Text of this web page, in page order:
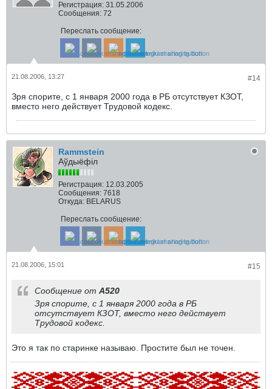
Регистрация: 31.05.2006
Сообщения: 72
Переслать сообщение:
#14
21.08.2006, 13:27
Зря спорите, с 1 января 2000 года в РБ отсутствует КЗОТ,
вместо него действует Трудовой кодекс.
Rammstein
Аўдыёфіл
Регистрация: 12.03.2005
Сообщения: 7618
Откуда: BELARUS
Переслать сообщение:
#15
21.08.2006, 15:01
Сообщение от A520
Зря спорите, с 1 января 2000 года в РБ
отсутствует КЗОТ, вместо него действует
Трудовой кодекс.
Это я так по старинке называю. Простите был не точен.